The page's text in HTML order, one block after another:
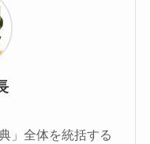
」全体を統括する